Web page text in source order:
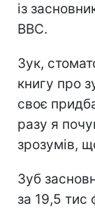
із
ВВС.
Зук,
книгу про
своє
разу я
зрозумів,
Зуб
за 19,5 тис